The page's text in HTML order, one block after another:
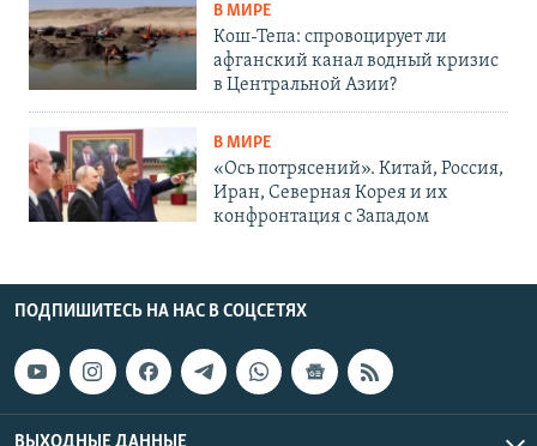
В МИРЕ
Кош-Тепа: спровоцирует ли
афганский канал водный кризис
в Центральной Азии?
В МИРЕ
«Ось потрясений». Китай, Россия,
Иран, Северная Корея и их
конфронтация с Западом
ПОДПИШИТЕСЬ НА НАС В СОЦСЕТЯХ